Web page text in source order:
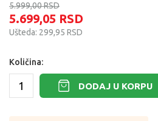
5.999,00RSD
5.699,05 RSD
Ušteda: 299,95 RSD
Količina:
DODAJ U KORPU